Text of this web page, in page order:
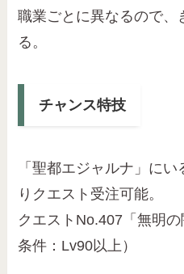
職業ごとに異なるので、
る。
チャンス特技
「聖都エジャルナ」に
りクエスト受注可能。
クエストNo.407「無明
条件：Lv90以上）